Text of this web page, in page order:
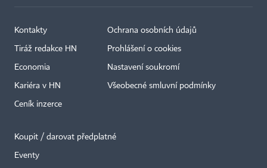
Kontakty
Tiráž redakce HN
Economia
Kariéra v HN
Ceník inzerce
Ochrana osobních údajů
Prohlášení o cookies
Nastavení soukromí
Všeobecné smluvní podmínky
Koupit / darovat předplatné
Eventy